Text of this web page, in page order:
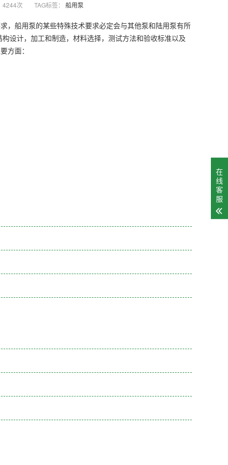
4244次 TAG标签： 船用泵
，船用泵的某些特殊技术要求必定会与其他泵和陆用泵有所
设计，加工和制造，材料选择，测试方法和验收标准以及
方面：
在
线
客
服